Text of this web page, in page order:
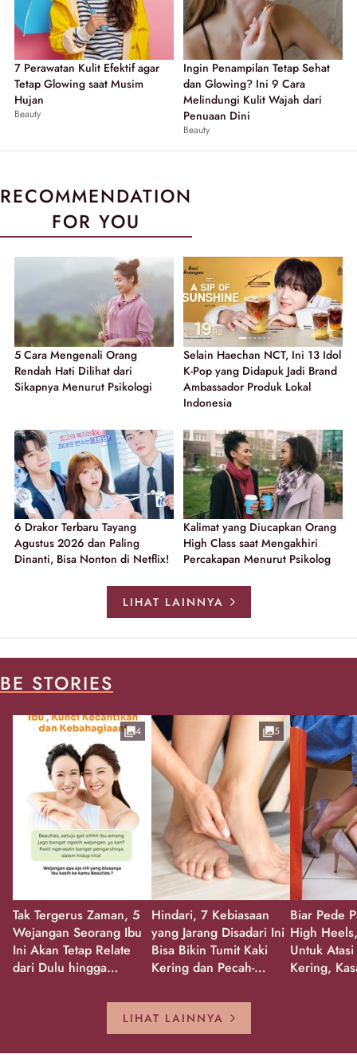
7 Perawatan Kulit Efektif agar
Tetap Glowing saat Musim
Hujan
Beauty
Ingin Penampilan Tetap Sehat
dan Glowing? Ini 9 Cara
Melindungi Kulit Wajah dari
Penuaan Dini
Beauty
RECOMMENDATION
FOR YOU
5 Cara Mengenali Orang
Rendah Hati Dilihat dari
Sikapnya Menurut Psikologi
Selain Haechan NCT, Ini 13 Idol
K-Pop yang Didapuk Jadi Brand
Ambassador Produk Lokal
Indonesia
6 Drakor Terbaru Tayang
Agustus 2026 dan Paling
Dinanti, Bisa Nonton di Netflix!
Kalimat yang Diucapkan Orang
High Class saat Mengakhiri
Percakapan Menurut Psikolog
LIHAT LAINNYA
BE STORIES
Tak Tergerus Zaman, 5
Wejangan Seorang Ibu
Ini Akan Tetap Relate
dari Dulu hingga
4
Hindari, 7 Kebiasaan
yang Jarang Disadari Ini
Bisa Bikin Tumit Kaki
Kering dan Pecah-
5
Biar Pede
High
Untuk
Kering,
LIHAT LAINNYA